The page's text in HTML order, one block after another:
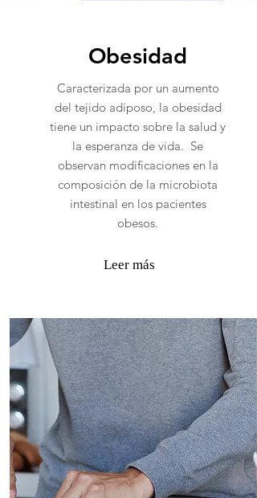
Obesidad
Caracterizada por un aumento
del tejido adiposo, la obesidad
tiene un impacto sobre la salud y
la esperanza de vida. Se
observan modificaciones en la
composición de la microbiota
intestinal en los pacientes
obesos.
Leer más